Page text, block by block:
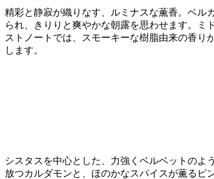
精彩と静寂が織りなす、ルミナスな薫香。ベル
られ、きりりと爽やかな朝露を思わせます。ミ
ストノートでは、スモーキーな樹脂由来の香
します。
シスタスを中心とした、力強くベルベットの
放つカルダモンと、ほのかなスパイスが薫るピ